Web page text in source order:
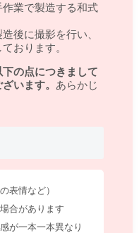
業で製造する和式
後に撮影を行い、
おります。
の点につきまして
います。 あらかじ
表情など）
合があります
が一本一本異なり